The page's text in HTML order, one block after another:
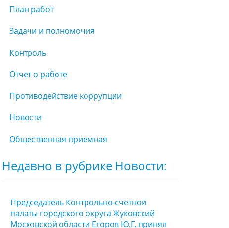
План работ
Задачи и полномочия
Контроль
Отчет о работе
Противодействие коррупции
Новости
Общественная приемная
Недавно в рубрике Новости:
Председатель Контрольно-счетной
палаты городского округа Жуковский
Московской области Егоров Ю.Г. принял